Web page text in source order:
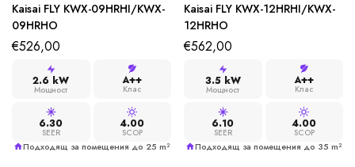
Kaisai FLY KWX-09HRHI/KWX-
09HRHO
€526,00
2.6 kW
Мощност
A++
Клас
6.30
SEER
4.00
SCOP
Подходящ за помещения до 25 m²
Kaisai FLY KWX-12HRHI/KWX-
12HRHO
€562,00
3.5 kW
Мощност
A++
Клас
6.10
SEER
4.00
SCOP
Подходящ за помещения до 35 m²